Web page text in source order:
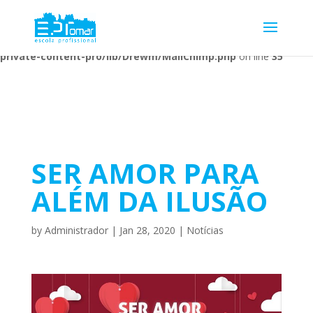
Warning: Undefined array key 1 in
/home/escolaprofission/public_html/wp-content/plugins/wp-
private-content-pro/lib/Drewm/MailChimp.phpon line35
SER AMOR PARA
ALÉM DA ILUSÃO
by Administrador| Jan 28, 2020 | Notícias